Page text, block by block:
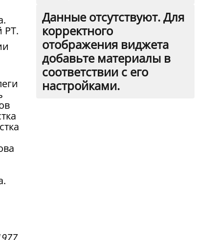
РТ.
Данные отсутствуют. Для
корректного
отображения виджета
добавьте материалы в
соответствии с его
настройками.